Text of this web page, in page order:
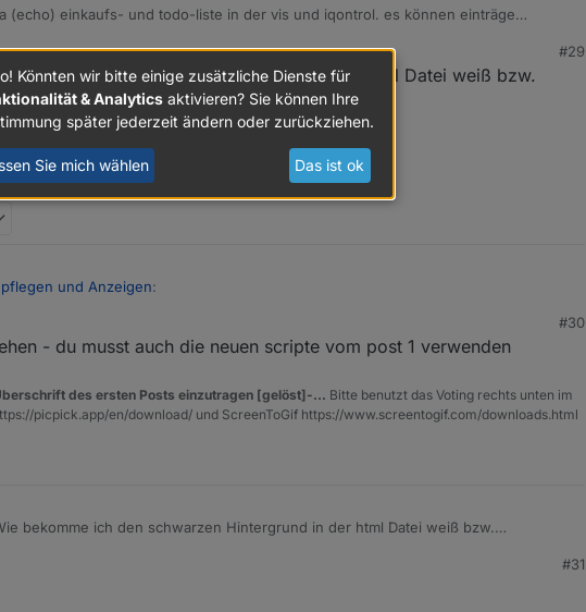
(echo) einkaufs- und todo-liste in der vis und iqontrol. es können einträge
...)
in den alexa2 adapter
script, welches hier als grundlage dient:
html-table-für-vis-oder-iqontrol-js-und-blockly
#29
ich den schwarzen Hintergrund in der html Datei weiß bzw.
umwandele und danach drucken kann.
Bedarf ist!
und Anzeigen:
#30
- du musst auch die neuen scripte vom post 1 verwenden
des ersten Posts einzutragen [gelöst]-... Bitte benutzt das Voting rechts unten im
picpick.app/en/download/ und ScreenToGif https://www.screentogif.com/downloads.html
bekomme ich den schwarzen Hintergrund in der html Datei weiß bzw.
als pdf umwandele und danach drucken kann.
wenn Bedarf ist! #31
Könnten wir bitte einige zusätzliche Dienste für
& Analytics aktivieren? Sie können Ihre
später jederzeit ändern oder zurückziehen.
Sie mich wählen Das ist ok